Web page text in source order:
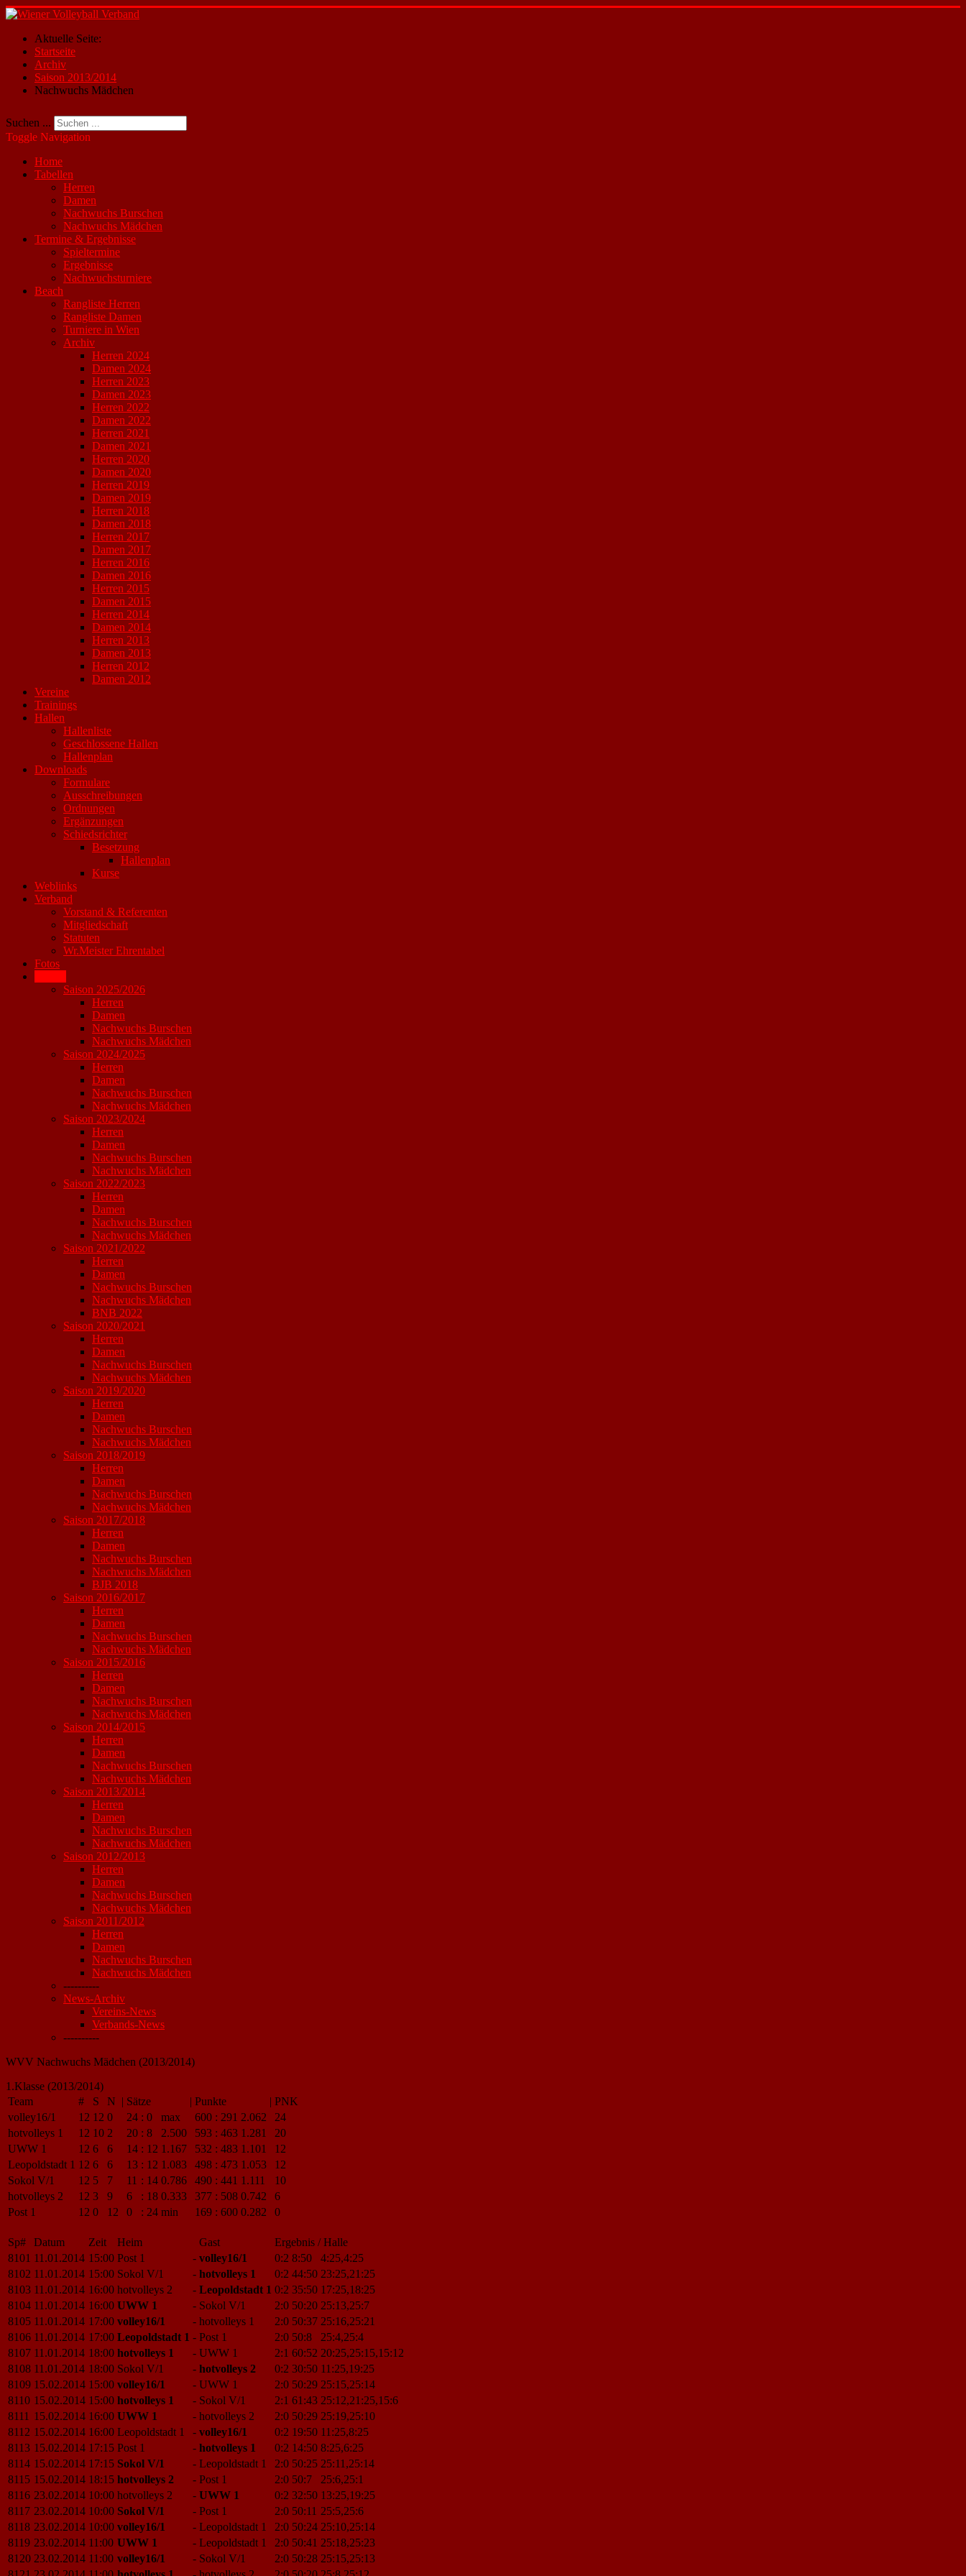
Aktuelle Seite:
Startseite
Archiv
Saison 2013/2014
Nachwuchs Mädchen
Suchen ...
Toggle Navigation
Home
Tabellen
Herren
Damen
Nachwuchs Burschen
Nachwuchs Mädchen
Termine & Ergebnisse
Spieltermine
Ergebnisse
Nachwuchsturniere
Beach
Rangliste Herren
Rangliste Damen
Turniere in Wien
Archiv
Herren 2024
Damen 2024
Herren 2023
Damen 2023
Herren 2022
Damen 2022
Herren 2021
Damen 2021
Herren 2020
Damen 2020
Herren 2019
Damen 2019
Herren 2018
Damen 2018
Herren 2017
Damen 2017
Herren 2016
Damen 2016
Herren 2015
Damen 2015
Herren 2014
Damen 2014
Herren 2013
Damen 2013
Herren 2012
Damen 2012
Vereine
Trainings
Hallen
Hallenliste
Geschlossene Hallen
Hallenplan
Downloads
Formulare
Ausschreibungen
Ordnungen
Ergänzungen
Schiedsrichter
Besetzung
Hallenplan
Kurse
Weblinks
Verband
Vorstand & Referenten
Mitgliedschaft
Statuten
Wr.Meister Ehrentabel
Fotos
Saison 2025/2026
Herren
Damen
Nachwuchs Burschen
Nachwuchs Mädchen
Saison 2024/2025
Herren
Damen
Nachwuchs Burschen
Nachwuchs Mädchen
Saison 2023/2024
Herren
Damen
Nachwuchs Burschen
Nachwuchs Mädchen
Saison 2022/2023
Herren
Damen
Nachwuchs Burschen
Nachwuchs Mädchen
Saison 2021/2022
Herren
Damen
Nachwuchs Burschen
Nachwuchs Mädchen
BNB 2022
Saison 2020/2021
Herren
Damen
Nachwuchs Burschen
Nachwuchs Mädchen
Saison 2019/2020
Herren
Damen
Nachwuchs Burschen
Nachwuchs Mädchen
Saison 2018/2019
Herren
Damen
Nachwuchs Burschen
Nachwuchs Mädchen
Saison 2017/2018
Herren
Damen
Nachwuchs Burschen
Nachwuchs Mädchen
BJB 2018
Saison 2016/2017
Herren
Damen
Nachwuchs Burschen
Nachwuchs Mädchen
Saison 2015/2016
Herren
Damen
Nachwuchs Burschen
Nachwuchs Mädchen
Saison 2014/2015
Herren
Damen
Nachwuchs Burschen
Nachwuchs Mädchen
Saison 2013/2014
Herren
Damen
Nachwuchs Burschen
Nachwuchs Mädchen
Saison 2012/2013
Herren
Damen
Nachwuchs Burschen
Nachwuchs Mädchen
Saison 2011/2012
Herren
Damen
Nachwuchs Burschen
Nachwuchs Mädchen
----------
News-Archiv
Vereins-News
Verbands-News
----------
WVV Nachwuchs Mädchen (2013/2014)
1.Klasse (2013/2014)
Team
# S N | Sätze | Punkte | PNK
volley16/1
12 12 0 24 : 0 max 600 : 291 2.062
24
hotvolleys 1
12 10 2 20 : 8 2.500 593 : 463 1.281
20
UWW 1
12 6 6 14 : 12 1.167 532 : 483 1.101
12
Leopoldstadt 1 12 6 6 13 : 12 1.083 498 : 473 1.053
12
Sokol V/1
12 5 7 11 : 14 0.786 490 : 441 1.111
10
hotvolleys 2
12 3 9 6 : 18 0.333 377 : 508 0.742
6
Post 1
12 0 12 0 : 24 min 169 : 600 0.282 0
Sp# Datum Zeit Heim Gast
Ergebnis / Halle
8101 11.01.2014 15:00 Post 1 - volley16/1 0:2 8:50
4:25,4:25
8102 11.01.2014 15:00 Sokol V/1 - hotvolleys 1 0:2 44:50 23:25,21:25
8103 11.01.2014 16:00 hotvolleys 2 - Leopoldstadt 1 0:2 35:50 17:25,18:25
8104 11.01.2014 16:00 UWW 1 - Sokol V/1 2:0 50:20 25:13,25:7
8105 11.01.2014 17:00 volley16/1 - hotvolleys 1 2:0 50:37 25:16,25:21
8106 11.01.2014 17:00 Leopoldstadt 1 - Post 1 2:0 50:8
25:4,25:4
8107 11.01.2014 18:00 hotvolleys 1 - UWW 1 2:1 60:52 20:25,25:15,15:12
8108 11.01.2014 18:00 Sokol V/1 - hotvolleys 2 0:2 30:50 11:25,19:25
8109 15.02.2014 15:00 volley16/1 - UWW 1 2:0 50:29 25:15,25:14
8110 15.02.2014 15:00 hotvolleys 1 - Sokol V/1 2:1 61:43 25:12,21:25,15:6
8111 15.02.2014 16:00 UWW 1 - hotvolleys 2 2:0 50:29 25:19,25:10
8112 15.02.2014 16:00 Leopoldstadt 1 - volley16/1 0:2 19:50 11:25,8:25
8113 15.02.2014 17:15 Post 1 - hotvolleys 1 0:2 14:50 8:25,6:25
8114 15.02.2014 17:15 Sokol V/1 - Leopoldstadt 1 2:0 50:25 25:11,25:14
8115 15.02.2014 18:15 hotvolleys 2 - Post 1 2:0 50:7
25:6,25:1
8116 23.02.2014 10:00 hotvolleys 2 - UWW 1 0:2 32:50 13:25,19:25
8117 23.02.2014 10:00 Sokol V/1 - Post 1 2:0 50:11 25:5,25:6
8118 23.02.2014 10:00 volley16/1 - Leopoldstadt 1 2:0 50:24 25:10,25:14
8119 23.02.2014 11:00 UWW 1 - Leopoldstadt 1 2:0 50:41 25:18,25:23
8120 23.02.2014 11:00 volley16/1 - Sokol V/1 2:0 50:28 25:15,25:13